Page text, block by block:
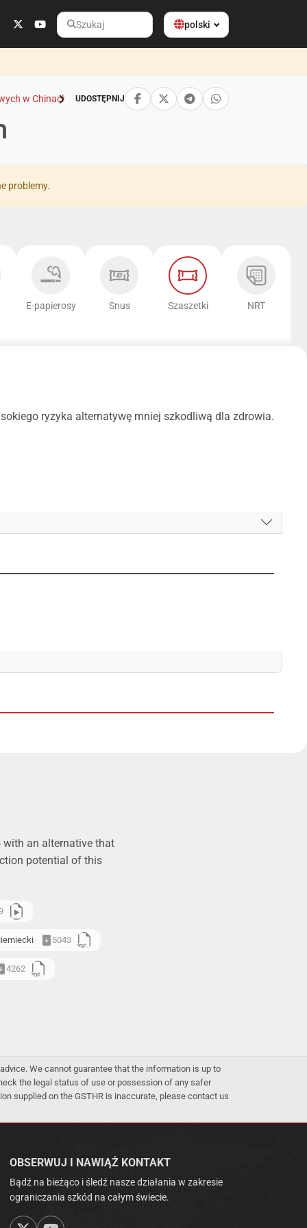
Szukaj
polski
w Chinach UDOSTĘPNIJ
problemy.
E-papierosy Snus Szaszetki NRT
ryzyka alternatywę mniej szkodliwą dla zdrowia.
with an alternative that
potential of this
5043
4262
We cannot guarantee that the information is up to
the legal status of use or possession of any safer
supplied on the GSTHR is inaccurate, please contact us
OBSERWUJ I NAWIĄŻ KONTAKT
Bądź na bieżąco i śledź nasze działania w zakresie
ograniczania szkód na całym świecie.